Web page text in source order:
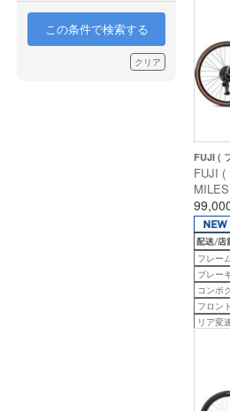
FUJI (
FUJI (
リーン
後 )
フレー
ブレー
コンポ
フロン
リア変
この条件で検索する
クリア